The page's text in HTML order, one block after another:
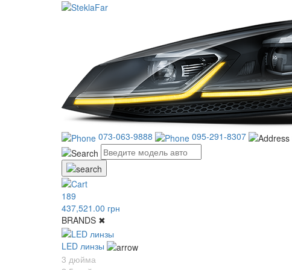
073-063-9888 095-291-8307
189
437,521.00 грн
BRANDS ✖
LED линзы
3 дюйма